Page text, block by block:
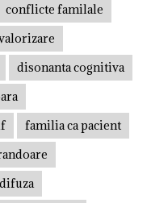
conflicte familale
disonanta cognitiva
familia ca pacient